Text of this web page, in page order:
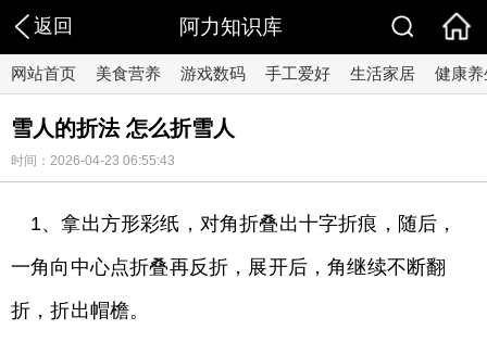
返回 阿力知识库
网站首页 美食营养 游戏数码 手工爱好 生活家居 健康养
雪人的折法 怎么折雪人
时间：2026-04-23 06:55:43
1、拿出方形彩纸，对角折叠出十字折痕，随后，
一角向中心点折叠再反折，展开后，角继续不断翻
折，折出帽檐。